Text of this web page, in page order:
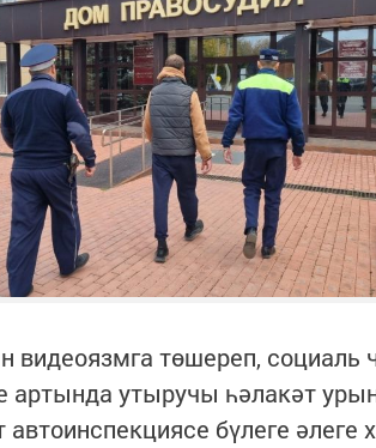
видеоязмга төшереп, социаль
артында утыручы һәлакәт
бүлеге әлеге